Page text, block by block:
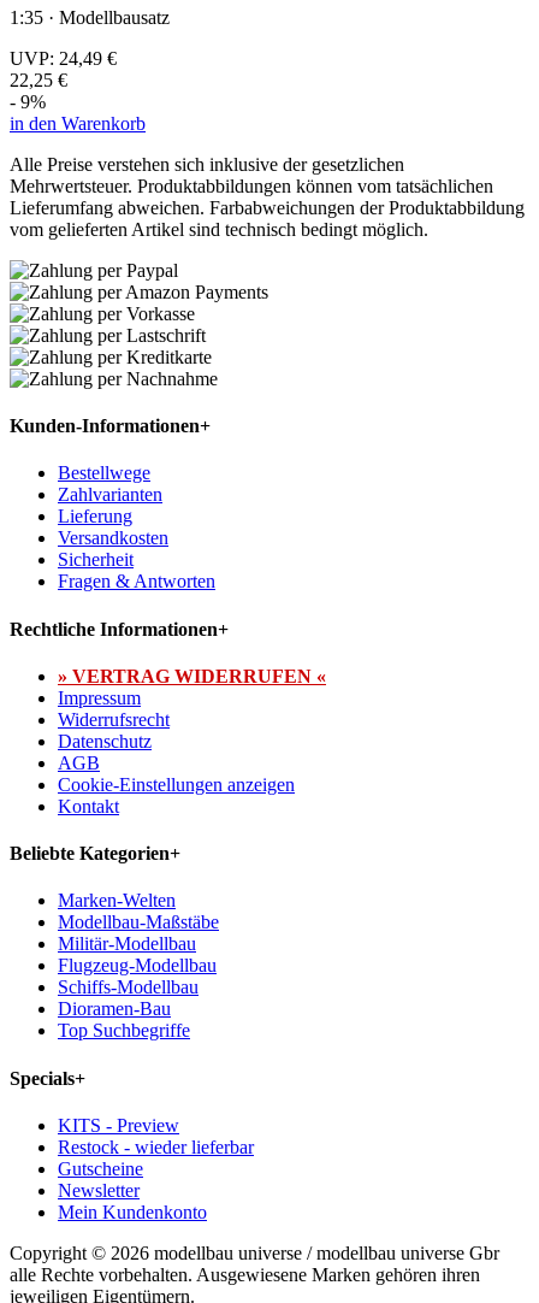
1:35 · Modellbausatz
UVP: 24,49 €
22,25 €
- 9%
in den Warenkorb
Alle Preise verstehen sich inklusive der gesetzlichen
Mehrwertsteuer. Produktabbildungen können vom tatsächlichen
Lieferumfang abweichen. Farbabweichungen der Produktabbildung
vom gelieferten Artikel sind technisch bedingt möglich.
Kunden-Informationen+
Bestellwege
Zahlvarianten
Lieferung
Versandkosten
Sicherheit
Fragen & Antworten
Rechtliche Informationen+
» VERTRAG WIDERRUFEN «
Impressum
Widerrufsrecht
Datenschutz
AGB
Cookie-Einstellungen anzeigen
Kontakt
Beliebte Kategorien+
Marken-Welten
Modellbau-Maßstäbe
Militär-Modellbau
Flugzeug-Modellbau
Schiffs-Modellbau
Dioramen-Bau
Top Suchbegriffe
Specials+
KITS - Preview
Restock - wieder lieferbar
Gutscheine
Newsletter
Mein Kundenkonto
Copyright © 2026 modellbau universe / modellbau universe Gbr
alle Rechte vorbehalten. Ausgewiesene Marken gehören ihren
jeweiligen Eigentümern.